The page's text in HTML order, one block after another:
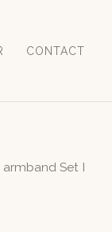
CONTACT
Set I